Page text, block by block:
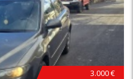
3.000 €